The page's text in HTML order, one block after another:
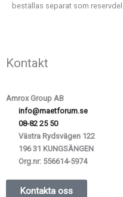
beställas separat som
Kontakt
Amrox Group AB
info@maetforum.se
08-82 25 50
Västra Rydsvägen 122
196 31 KUNGSÄNGEN
Org.nr:556614-5974
Kontakta oss